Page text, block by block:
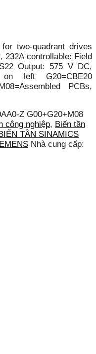
two-quadrant drives
232A controllable: Field
Output: 575 V DC,
on left G20=CBE20
PCBs,
Z G00+G20+M08
công nghiệp, Biến tần
BIẾN TẦN SINAMICS
Nhà cung cấp: